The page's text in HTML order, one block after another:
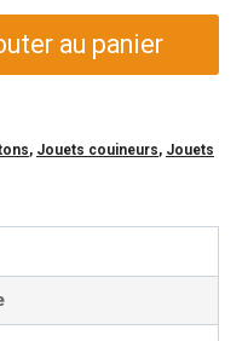
au panier
, Jouets couineurs, Jouets